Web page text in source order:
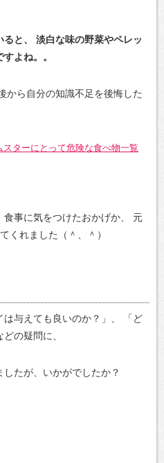
と、
淡白な味の野菜やペレッ
よね。。
から自分の知識不足を後悔した
スターにとって危険な食べ物一覧
事に気をつけたおかげか、
元
くれました（＾、＾）
与えても良いのか？」、
「ど
の疑問に、
たが、いかがでしたか？